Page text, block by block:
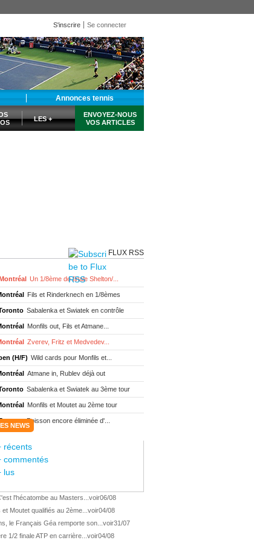
S'inscrire Se connecter
Annonces tennis
LES +
ENVOYEZ-NOUS
VOS ARTICLES
FLUX RSS
Un 1/8ème de finale Shelton/...
Fils et Rinderknech en 1/8èmes
Sabalenka et Swiatek en contrôle
Monfils out, Fils et Atmane...
Zverev, Fritz et Medvedev...
(H/F) Wild cards pour Monfils et...
Atmane in, Rublev déjà out
Sabalenka et Swiatek au 3ème tour
Monfils et Moutet au 2ème tour
Boisson encore éliminée d'...
Fritz domine Jodar en finale
Cabos Géa remporte le titre !
Eala domine Svitolina
NEWS
récents
commentés
lus
l'hécatombe au Masters... voir06/08
et Moutet qualifiés au 2ème... voir04/08
le Français Géa remporte son... voir31/07
1/2 finale ATP en carrière... voir04/08